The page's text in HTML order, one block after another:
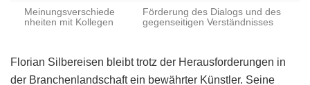
Meinungsverschiede
nheiten mit Kollegen
Förderung des Dialogs und des
gegenseitigen Verständnisses
Florian Silbereisen bleibt trotz der Herausforderungen in
der Branchenlandschaft ein bewährter Künstler. Seine